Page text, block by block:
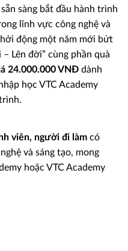
sàng bắt đầu hành trình
lĩnh vực công nghệ và
động một năm mới bứt
Lên đời” cùng phần quà
24.000.000 VNĐ dành
học VTC Academy
viên, người đi làm có
và sáng tạo, mong
hoặc VTC Academy